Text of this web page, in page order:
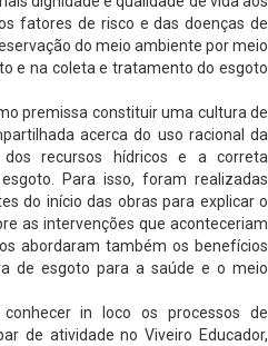
fatores de risco e das doenças de
do meio ambiente por meio
e na coleta e tratamento do esgoto
premissa constituir uma cultura de
acerca do uso racional da
recursos hídricos e a correta
Para isso, foram realizadas
do início das obras para explicar o
as intervenções que aconteceriam
abordaram também os benefícios
de esgoto para a saúde e o meio
in loco os processos de
de atividade no Viveiro Educador,